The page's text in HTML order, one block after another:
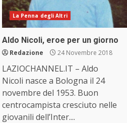
La Penna degli Altri
Aldo Nicoli, eroe per un giorno
Redazione 24 Novembre 2018
LAZIOCHANNEL.IT – Aldo
Nicoli nasce a Bologna il 24
novembre del 1953. Buon
centrocampista cresciuto nelle
giovanili dell’Inter....